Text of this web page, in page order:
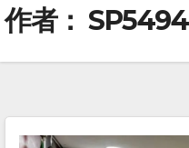
作者： SP5494